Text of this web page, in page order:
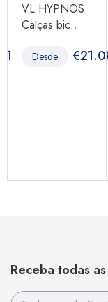
VL HYPNOS.
Calças bic...
Desde €
Receba todas